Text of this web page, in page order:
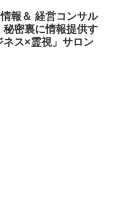
報＆ 経営コンサル
密裏に情報提供す
ネス×霊視」サロン